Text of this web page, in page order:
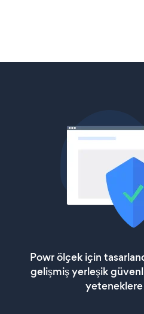
Powr ölçek için
gelişmiş yerleşik